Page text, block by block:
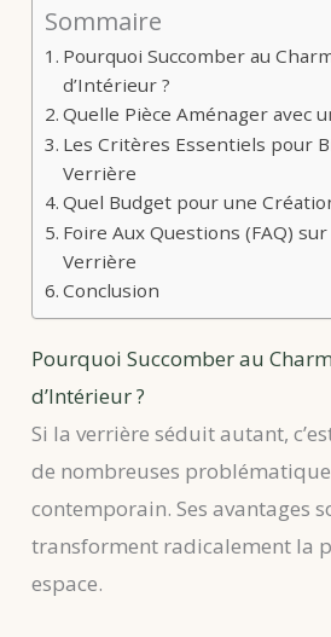
Sommaire
Pourquoi Succomber au
d’Intérieur ?
Quelle Pièce Aménager avec
Les Critères Essentiels pour
Verrière
Quel Budget pour une
Foire Aux Questions (FAQ)
Verrière
Conclusion
Pourquoi Succomber au
d’Intérieur ?
Si la verrière séduit autant,
de nombreuses
contemporain. Ses avantages
transforment radicalement la
espace.